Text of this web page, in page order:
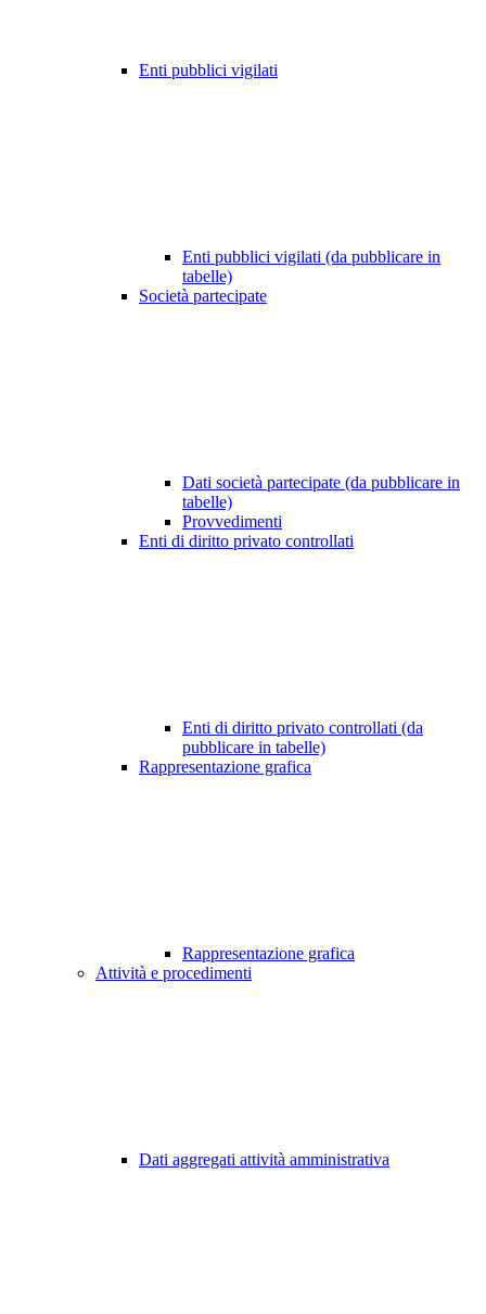
Enti pubblici vigilati
Enti pubblici vigilati (da pubblicare in
tabelle)
Società partecipate
Dati società partecipate (da pubblicare in
tabelle)
Provvedimenti
Enti di diritto privato controllati
Enti di diritto privato controllati (da
pubblicare in tabelle)
Rappresentazione grafica
Rappresentazione grafica
Attività e procedimenti
Dati aggregati attività amministrativa